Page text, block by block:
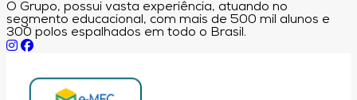
O Grupo, possui vasta experiência, atuando no
segmento educacional, com mais de 500 mil alunos e
300 polos espalhados em todo o Brasil.